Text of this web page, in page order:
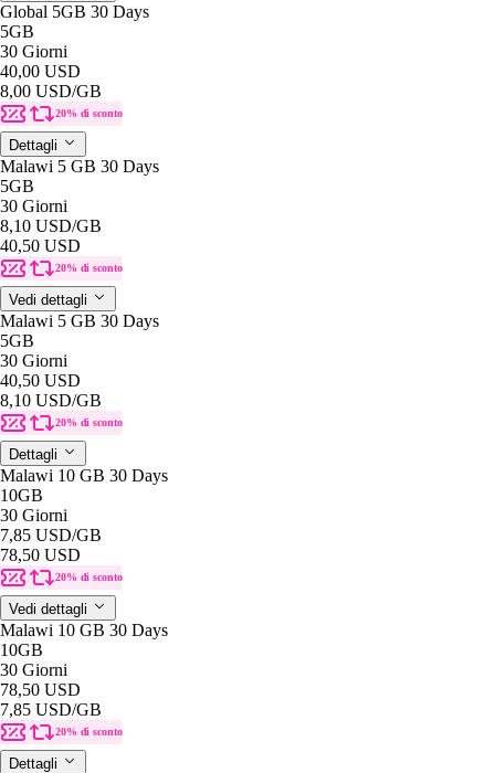
Global 5GB 30 Days
5GB
30 Giorni
40,00 USD
8,00 USD/GB
20% di sconto
Dettagli
Malawi 5 GB 30 Days
5GB
30 Giorni
8,10 USD/GB
40,50 USD
20% di sconto
Vedi dettagli
Malawi 5 GB 30 Days
5GB
30 Giorni
40,50 USD
8,10 USD/GB
20% di sconto
Dettagli
Malawi 10 GB 30 Days
10GB
30 Giorni
7,85 USD/GB
78,50 USD
20% di sconto
Vedi dettagli
Malawi 10 GB 30 Days
10GB
30 Giorni
78,50 USD
7,85 USD/GB
20% di sconto
Dettagli